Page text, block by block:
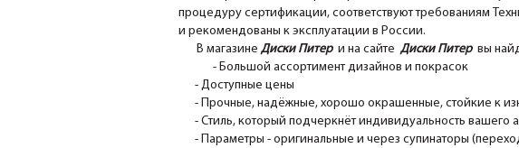
процедуру сертификации, соответствуют требованиям
и рекомендованы к эксплуатации в России.
В магазине Диски Питер и на сайте Диски Питер вы
- Большой ассортимент дизайнов и покрасок
- Доступные цены
- Прочные, надёжные, хорошо окрашенные, стойкие к
- Стиль, который подчеркнёт индивидуальность вашего
- Параметры - оригинальные и через супинаторы